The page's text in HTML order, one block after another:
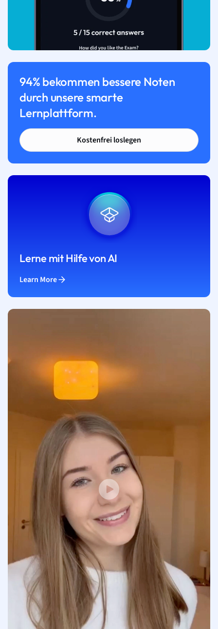
94% bekommen bessere Noten
durch unsere smarte
Lernplattform.
Kostenfrei loslegen
Lerne mit Hilfe von AI
Learn More